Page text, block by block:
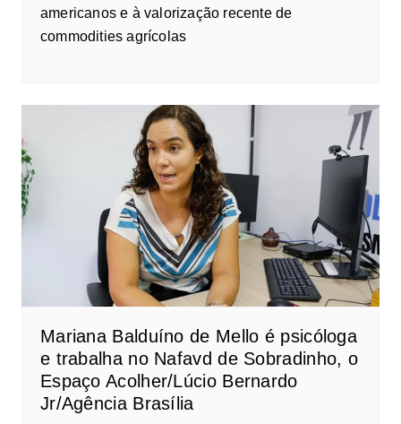
americanos e à valorização recente de
commodities agrícolas
Mariana Balduíno de Mello é psicóloga
e trabalha no Nafavd de Sobradinho, o
Espaço Acolher/Lúcio Bernardo
Jr/Agência Brasília